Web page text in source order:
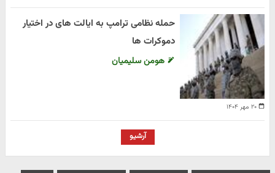
۲۰ مهر ۱۴۰۴
حمله نظامی ترامپ به ایالت های در اختیار
دموکرات ها
هومن سلیمیان
آرشیو